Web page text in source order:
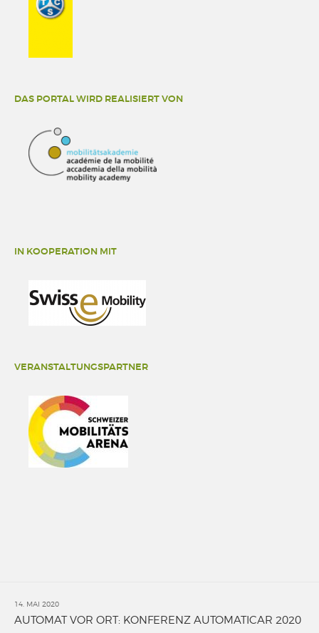
DAS PORTAL WIRD REALISIERT VON
IN KOOPERATION MIT
VERANSTALTUNGSPARTNER
14. MAI 2020
AUTOMAT VOR ORT: KONFERENZ AUTOMATICAR 2020